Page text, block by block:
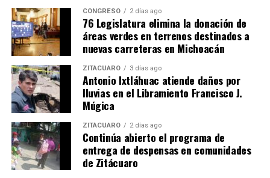
MiZitácuaro
Comparte con:
CONGRESO 2 días ago
76 Legislatura elimina la donación de
áreas verdes en terrenos destinados a
nuevas carreteras en Michoacán
ZITÁCUARO 3 días ago
Antonio Ixtláhuac atiende daños por
lluvias en el Libramiento Francisco J.
Múgica
ZITÁCUARO 2 días ago
Continúa abierto el programa de
entrega de despensas en comunidades
de Zitácuaro